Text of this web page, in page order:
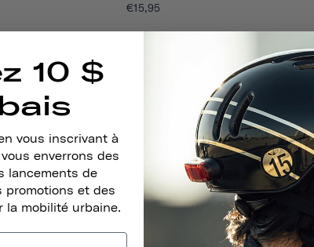
€15,95
10 $
vous inscrivant à
enverrons des
lancements de
promotions et des
mobilité urbaine.